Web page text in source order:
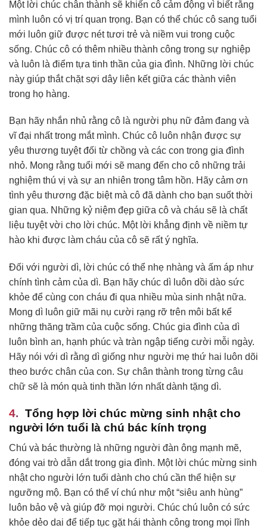
Một lời chúc chân thành sẽ khiến cô cảm động vì biết rằng
mình luôn có vị trí quan trọng. Bạn có thể chúc cô sang tuổi
mới luôn giữ được nét tươi trẻ và niềm vui trong cuộc
sống. Chúc cô có thêm nhiều thành công trong sự nghiệp
và luôn là điểm tựa tinh thần của gia đình. Những lời chúc
này giúp thắt chặt sợi dây liên kết giữa các thành viên
trong họ hàng.
Bạn hãy nhắn nhủ rằng cô là người phụ nữ đảm đang và
vĩ đại nhất trong mắt mình. Chúc cô luôn nhận được sự
yêu thương tuyệt đối từ chồng và các con trong gia đình
nhỏ. Mong rằng tuổi mới sẽ mang đến cho cô những trải
nghiệm thú vị và sự an nhiên trong tâm hồn. Hãy cảm ơn
tình yêu thương đặc biệt mà cô đã dành cho bạn suốt thời
gian qua. Những kỷ niệm đẹp giữa cô và cháu sẽ là chất
liệu tuyệt vời cho lời chúc. Một lời khẳng định về niềm tự
hào khi được làm cháu của cô sẽ rất ý nghĩa.
Đối với người dì, lời chúc có thể nhẹ nhàng và ấm áp như
chính tình cảm của dì. Bạn hãy chúc dì luôn dồi dào sức
khỏe để cùng con cháu đi qua nhiều mùa sinh nhật nữa.
Mong dì luôn giữ mãi nụ cười rạng rỡ trên môi bất kể
những thăng trầm của cuộc sống. Chúc gia đình của dì
luôn bình an, hạnh phúc và tràn ngập tiếng cười mỗi ngày.
Hãy nói với dì rằng dì giống như người mẹ thứ hai luôn dõi
theo bước chân của con. Sự chân thành trong từng câu
chữ sẽ là món quà tinh thần lớn nhất dành tặng dì.
Tổng hợp lời chúc mừng sinh nhật cho
người lớn tuổi là chú bác kính trọng
Chú và bác thường là những người đàn ông mạnh mẽ,
đóng vai trò dẫn dắt trong gia đình. Một lời chúc mừng sinh
nhật cho người lớn tuổi dành cho chú cần thể hiện sự
ngưỡng mộ. Bạn có thể ví chú như một “siêu anh hùng”
luôn bảo vệ và giúp đỡ mọi người. Chúc chú luôn có sức
khỏe dẻo dai để tiếp tục gặt hái thành công trong mọi lĩnh